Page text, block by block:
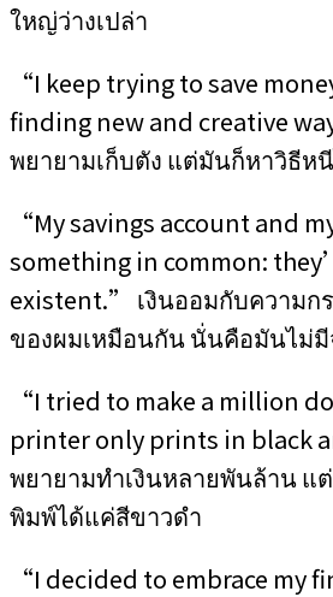
ใหญ่ว่างเปล่า
“I keep trying to save
finding new and creative
พยายามเก็บตัง แต่มันก็หาวิธีห
“My savings account and
something in common:
existent.” เงินออมกับความก
ของผมเหมือนกัน นั่นคือมันไม่มี
“I tried to make a million
printer only prints in black
พยายามทำเงินหลายพันล้าน แ
พิมพ์ได้แค่สีขาวดำ
“I decided to embrace my